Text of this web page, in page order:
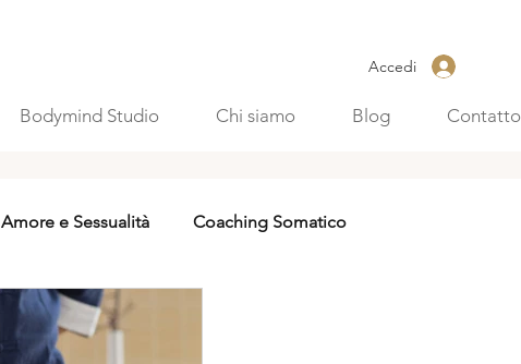
Bodymind Studio Chi siamo Blog Contatto
Accedi
Amore e Sessualità Coaching Somatico